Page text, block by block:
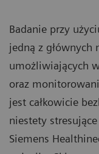
Badanie przy
jedną z głównych
umożliwiających
oraz
jest całkowicie
niestety
Siemens